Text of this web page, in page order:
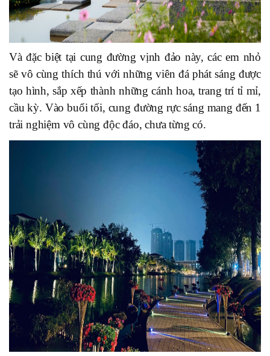
Và đặc biệt tại cung đường vịnh đảo này, các em nhỏ
sẽ vô cùng thích thú với những viên đá phát sáng được
tạo hình, sắp xếp thành những cánh hoa, trang trí tỉ mỉ,
cầu kỳ. Vào buổi tối, cung đường rực sáng mang đến 1
trải nghiệm vô cùng độc đáo, chưa từng có.